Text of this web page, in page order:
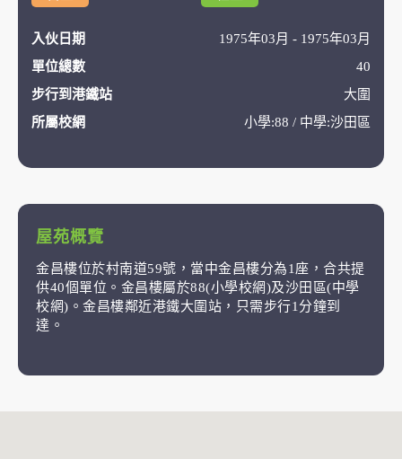
入伙日期
1975年03月 - 1975年03月
單位總數
40
步行到港鐵站
大圍
所屬校網
小學:88 / 中學:沙田區
屋苑概覽
金昌樓位於村南道59號，當中金昌樓分為1座，合共提
供40個單位。金昌樓屬於88(小學校網)及沙田區(中學
校網)。金昌樓鄰近港鐵大圍站，只需步行1分鐘到
達。